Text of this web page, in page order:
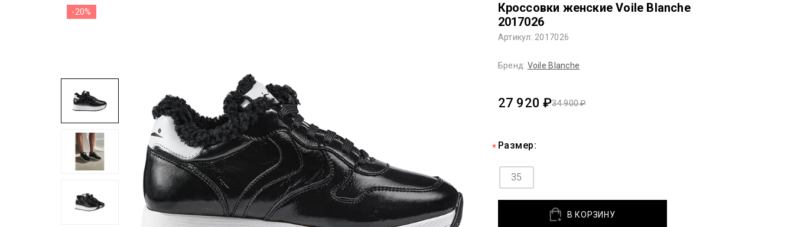
-20%
Кроссовки женские Voile Blanche
2017026
Артикул: 2017026
Бренд: Voile Blanche
34 900 ₽
27 920 ₽
Размер:
35
В КОРЗИНУ